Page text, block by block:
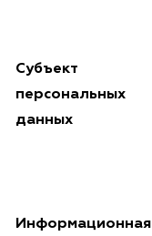
Субъект
персональных
данных
Информационная